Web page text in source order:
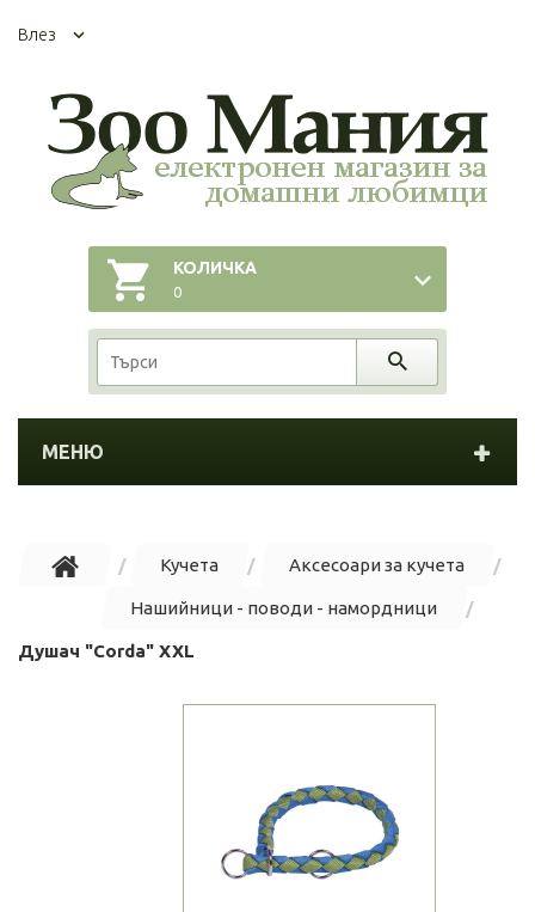
Влез
КОЛИЧКА
0
МЕНЮ
Кучета Аксесоари за кучета
Нашийници - поводи - намордници
Душач "Corda" XXL